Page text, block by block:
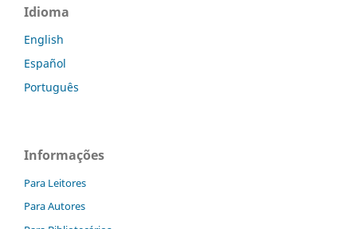
Idioma
English
Español
Português
Informações
Para Leitores
Para Autores